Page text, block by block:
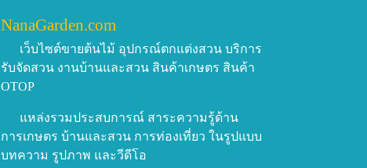
NanaGarden.com
เว็บไซต์ขายต้นไม้ อุปกรณ์ตกแต่งสวน บริการ
รับจัดสวน งานบ้านและสวน สินค้าเกษตร สินค้า
OTOP
แหล่งรวมประสบการณ์ สาระความรู้ด้าน
การเกษตร บ้านและสวน การท่องเที่ยว ในรูปแบบ
บทความ รูปภาพ และวีดีโอ